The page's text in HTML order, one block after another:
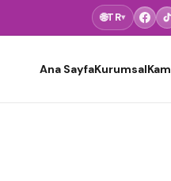
🌐TR▾
Ana SayfaKurumsal